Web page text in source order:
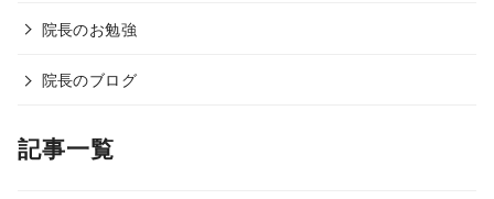
院長のお勉強
院長のブログ
記事一覧